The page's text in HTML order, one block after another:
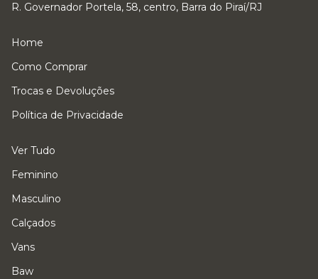
R. Governador Portela, 58, centro, Barra do Piraí/RJ
Home
Como Comprar
Trocas e Devoluções
Política de Privacidade
Ver Tudo
Feminino
Masculino
Calçados
Vans
Baw